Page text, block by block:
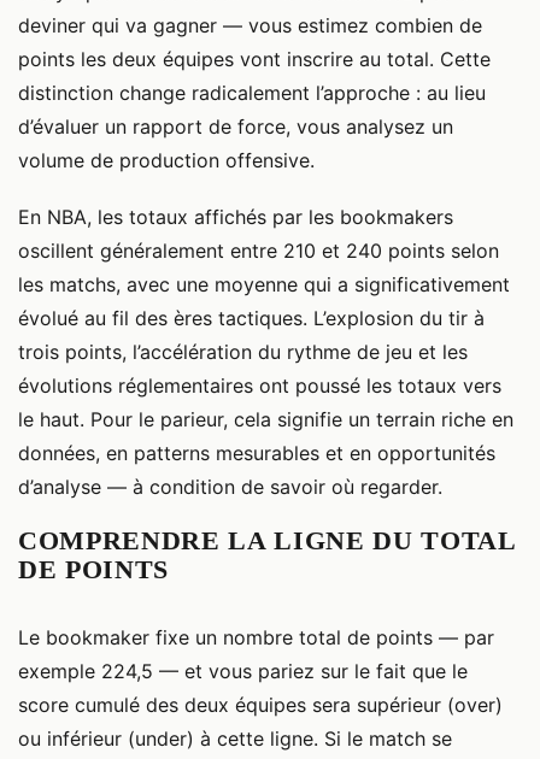
deviner qui va gagner — vous estimez combien de
points les deux équipes vont inscrire au total. Cette
distinction change radicalement l’approche : au lieu
d’évaluer un rapport de force, vous analysez un
volume de production offensive.
En NBA, les totaux affichés par les bookmakers
oscillent généralement entre 210 et 240 points selon
les matchs, avec une moyenne qui a significativement
évolué au fil des ères tactiques. L’explosion du tir à
trois points, l’accélération du rythme de jeu et les
évolutions réglementaires ont poussé les totaux vers
le haut. Pour le parieur, cela signifie un terrain riche en
données, en patterns mesurables et en opportunités
d’analyse — à condition de savoir où regarder.
COMPRENDRE LA LIGNE DU TOTAL
DE POINTS
Le bookmaker fixe un nombre total de points — par
exemple 224,5 — et vous pariez sur le fait que le
score cumulé des deux équipes sera supérieur (over)
ou inférieur (under) à cette ligne. Si le match se